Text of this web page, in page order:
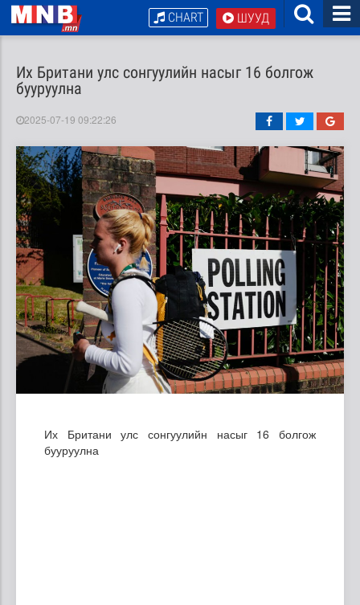
ШУУД
CHART
Их Британи улс сонгуулийн насыг 16 болгож
бууруулна
2025-07-19 09:22:26
Их Британи улс сонгуулийн насыг 16 болгож
бууруулна